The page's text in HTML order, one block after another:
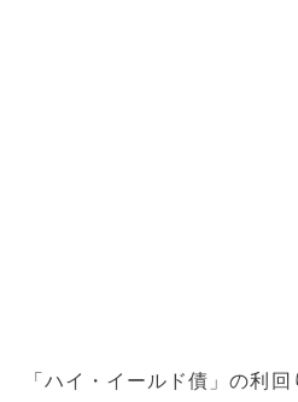
「ハイ・イールド債」の利